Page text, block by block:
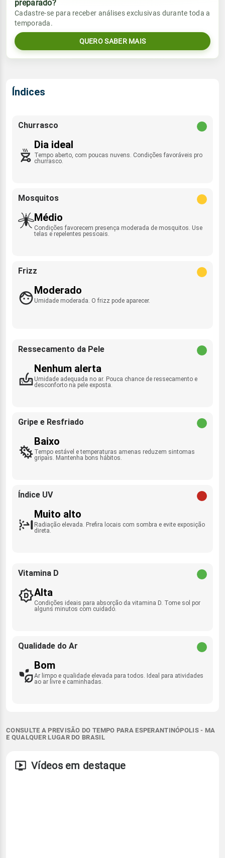
Umidade do ar
48% 94%
Rajada de vento
Sol
06:06h às 18:02h
Lua
Chuva
0.0mm
Umidade do ar
Vento
E - 7km/h
Rajada de vento
Sol
preparado?
Cadastre-se para receber análises exclusivas durante toda a
temporada.
QUERO SABER MAIS
Índices
Churrasco
Dia ideal
Tempo aberto, com poucas nuvens. Condições favoráveis pro
churrasco.
Mosquitos
Médio
Condições favorecem presença moderada de mosquitos. Use
telas e repelentes pessoais.
Frizz
Moderado
Umidade moderada. O frizz pode aparecer.
Ressecamento da Pele
Nenhum alerta
Umidade adequada no ar. Pouca chance de ressecamento e
desconforto na pele exposta.
Gripe e Resfriado
Baixo
Tempo estável e temperaturas amenas reduzem sintomas
gripais. Mantenha bons hábitos.
Índice UV
Muito alto
Radiação elevada. Prefira locais com sombra e evite exposição
direta.
Vitamina D
Alta
Condições ideais para absorção da vitamina D. Tome sol por
alguns minutos com cuidado.
Qualidade do Ar
Bom
Ar limpo e qualidade elevada para todos. Ideal para atividades
ao ar livre e caminhadas.
CONSULTE A PREVISÃO DO TEMPO PARA ESPERANTINÓPOLIS - MA
E QUALQUER LUGAR DO BRASIL
Vídeos em destaque